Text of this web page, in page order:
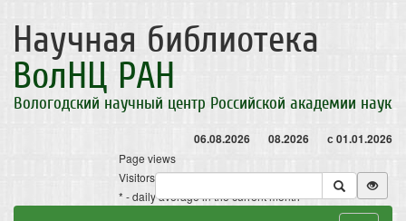
Научная библиотека
ВолНЦ РАН
Вологодский научный центр Российской академии наук
06.08.2026 08.2026 с 01.01.2026
Page views
Visitors
* - daily average in the current month